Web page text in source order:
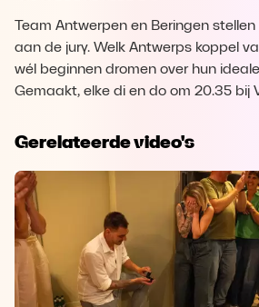
Team Antwerpen en Beringen
aan de jury. Welk Antwerps koppel
wél beginnen dromen over hun
Gemaakt, elke di en do om 20.35 bij
Gerelateerde video's